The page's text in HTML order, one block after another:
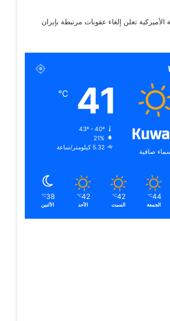
الأميركية تعلن إلغاء عقوبات مرتبطة بإيران
صافية
41
℃
43º - 40º
21%
5.32 كيلومتر/ساعة
44
℃
الجمعة
42
℃
السبت
42
℃
الأحد
38
℃
الأثنين